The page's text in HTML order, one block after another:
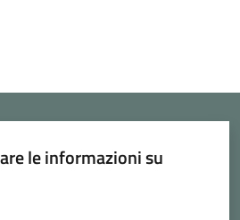
le informazioni su